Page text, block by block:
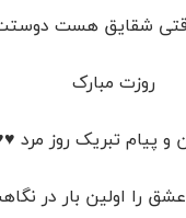
شقایق هست
روزت مبارک
پیام تبریک روز مرد
را اولین بار در